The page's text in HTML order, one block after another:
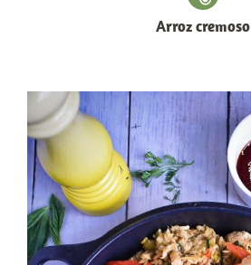
Arroz cremoso